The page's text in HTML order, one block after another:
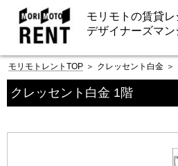
モリモトの賃貸レ
デザイナーズマン
モリモトレントTOP ＞ クレッセント白金 ＞
クレッセント白金 1階